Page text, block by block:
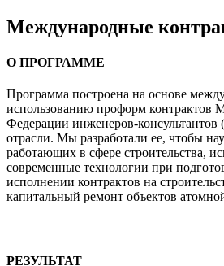
Международные
О ПРОГРАММЕ
Программа построена на основе
использованию проформ контрактов
Федерации инженеров-
отрасли. Мы разработали ее, чтобы
работающих в сфере строительства,
современные технологии при
исполнении контрактов на
капитальный ремонт объектов
РЕЗУЛЬТАТ